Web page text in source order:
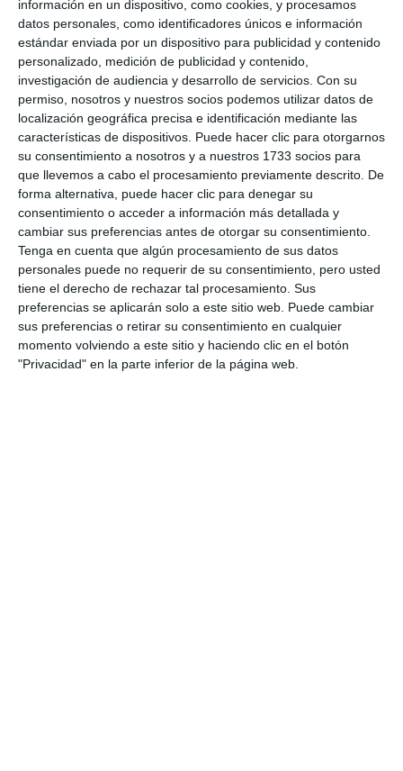
información en un dispositivo, como cookies, y procesamos
datos personales, como identificadores únicos e información
estándar enviada por un dispositivo para publicidad y contenido
personalizado, medición de publicidad y contenido,
investigación de audiencia y desarrollo de servicios. Con su
permiso, nosotros y nuestros socios podemos utilizar datos de
localización geográfica precisa e identificación mediante las
características de dispositivos. Puede hacer clic para otorgarnos
su consentimiento a nosotros y a nuestros 1733 socios para
que llevemos a cabo el procesamiento previamente descrito. De
forma alternativa, puede hacer clic para denegar su
consentimiento o acceder a información más detallada y
cambiar sus preferencias antes de otorgar su consentimiento.
Tenga en cuenta que algún procesamiento de sus datos
personales puede no requerir de su consentimiento, pero usted
tiene el derecho de rechazar tal procesamiento. Sus
preferencias se aplicarán solo a este sitio web. Puede cambiar
sus preferencias o retirar su consentimiento en cualquier
momento volviendo a este sitio y haciendo clic en el botón
"Privacidad" en la parte inferior de la página web.